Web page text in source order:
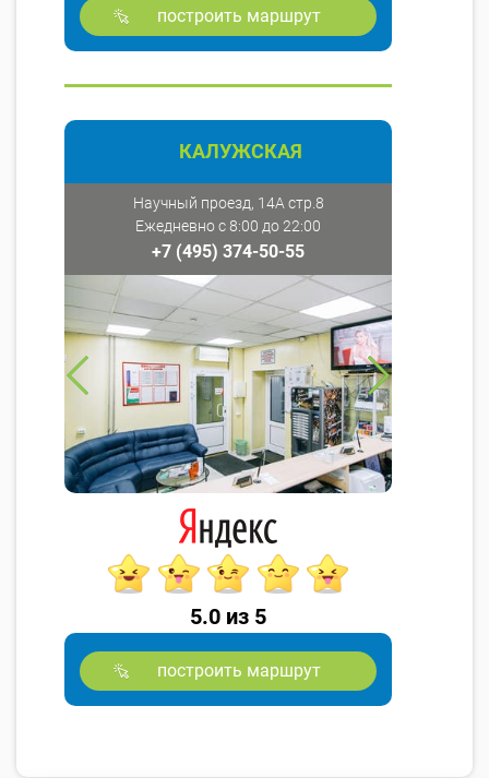
построить маршрут
КАЛУЖСКАЯ
Научный проезд, 14А стр.8
Ежедневно с 8:00 до 22:00
+7 (495) 374-50-55
5.0 из 5
построить маршрут